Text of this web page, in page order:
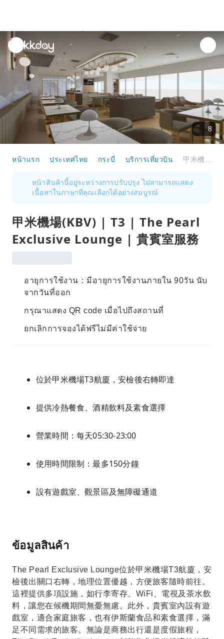
unread
notifications
8
หน้าแรก ประเทศไทย กระบี่ บริการเที่ยวบิน
หน้าสินค้านี้อยู่ระหว่างการปรับปรุง ไม่สามารถแสดง
เนื้อหาในภาษาที่คุณเลือกได้อย่างสมบูรณ์
甲米機場(KBV) | T3 | The Pearl
Exclusive Lounge | 貴賓室服務
อายุการใช้งาน：มีอายุการใช้งานภายใน 90วัน นับ
จากวันที่ออก
กรุณาแสดง QR code เมื่อไปถึงสถานที่
ยกเลิกการจองได้ฟรีไม่มีค่าใช้จ่าย
位於甲米機場T3航廈，安檢後右轉即達
提供冷熱餐食、酒精飲料及素食選擇
營業時間：每天05:30-23:00
使用時間限制：最多150分鐘
設有遊戲室、觀景區及無障礙通道
ข้อมูลสินค้า
The Pearl Exclusive Lounge位於甲米機場T3航廈，安
檢後出關口右轉，地理位置優越，方便旅客隨時前往。
這裡提供多項設施，如行李寄存、WiFi、電視及茶水飲
料，讓您在候機期間無憂無慮。此外，貴賓室內設有遊
戲室，適合家庭旅客，也有伊斯蘭食品和素食選擇，滿
足不同需求的旅客。無論是商務出行還是度假旅程，